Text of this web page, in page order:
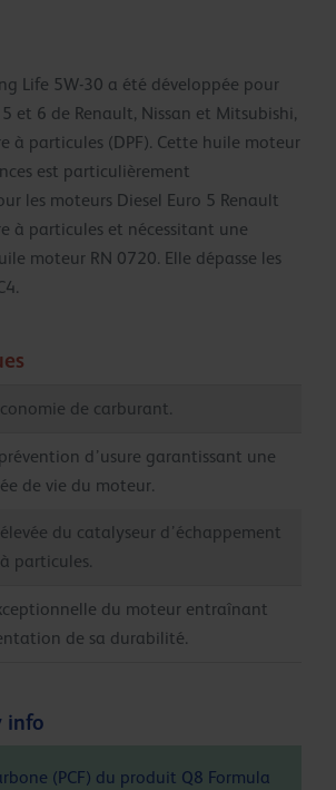
Life 5W-30 a été développée pour
et 6 de Renault, Nissan et Mitsubishi,
à particules (DPF). Cette huile moteur
est particulièrement
les moteurs Diesel Euro 5 Renault
à particules et nécessitant une
moteur RN 0720. Elle dépasse les
de carburant.
d’usure garantissant une
de vie du moteur.
du catalyseur d’échappement
particules.
du moteur entraînant
de sa durabilité.
info
(PCF) du produit Q8 Formula